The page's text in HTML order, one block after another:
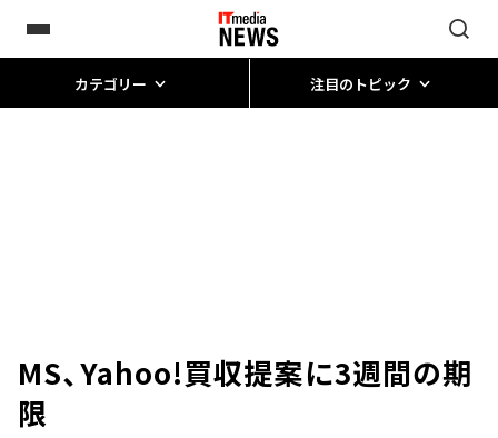
カテゴリー 注目のトピック
MS、Yahoo!買収提案に3週間の期
限